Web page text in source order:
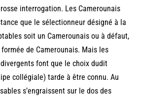
interrogation. Les Camerounais
que le sélectionneur désigné à la
soit un Camerounais ou à défaut,
de Camerounais. Mais les
font que le choix dudit
collégiale) tarde à être connu. Au
s’engraissent sur le dos des